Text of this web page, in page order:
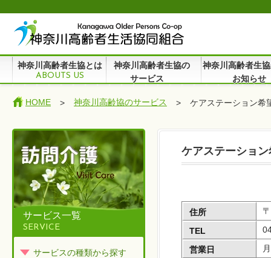
神奈川高齢者生協とは
ABOUTS US
神奈川高齢者生協の
サービス
神奈川高齢者生
お知らせ
HOME > 神奈川高齢協のサービス > ケアステーション希
ケアステーション
住所
TEL
営業日
サービス一覧
SERVICE
サービスの種類から探す